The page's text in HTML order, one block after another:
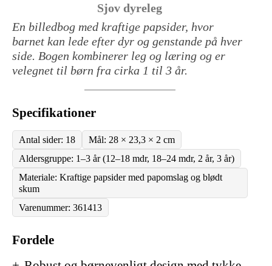
Sjov dyreleg
En billedbog med kraftige papsider, hvor
barnet kan lede efter dyr og genstande på hver
side. Bogen kombinerer leg og læring og er
velegnet til børn fra cirka 1 til 3 år.
Fordele
Specifikationer
Antal sider: 18
Mål: 28 × 23,3 × 2 cm
Aldersgruppe: 1–3 år (12–18 mdr, 18–24 mdr, 2 år, 3 år)
Materiale: Kraftige papsider med papomslag og blødt
skum
Varenummer: 361413